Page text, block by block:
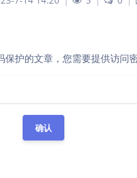
保护的文章，您需要提供访问